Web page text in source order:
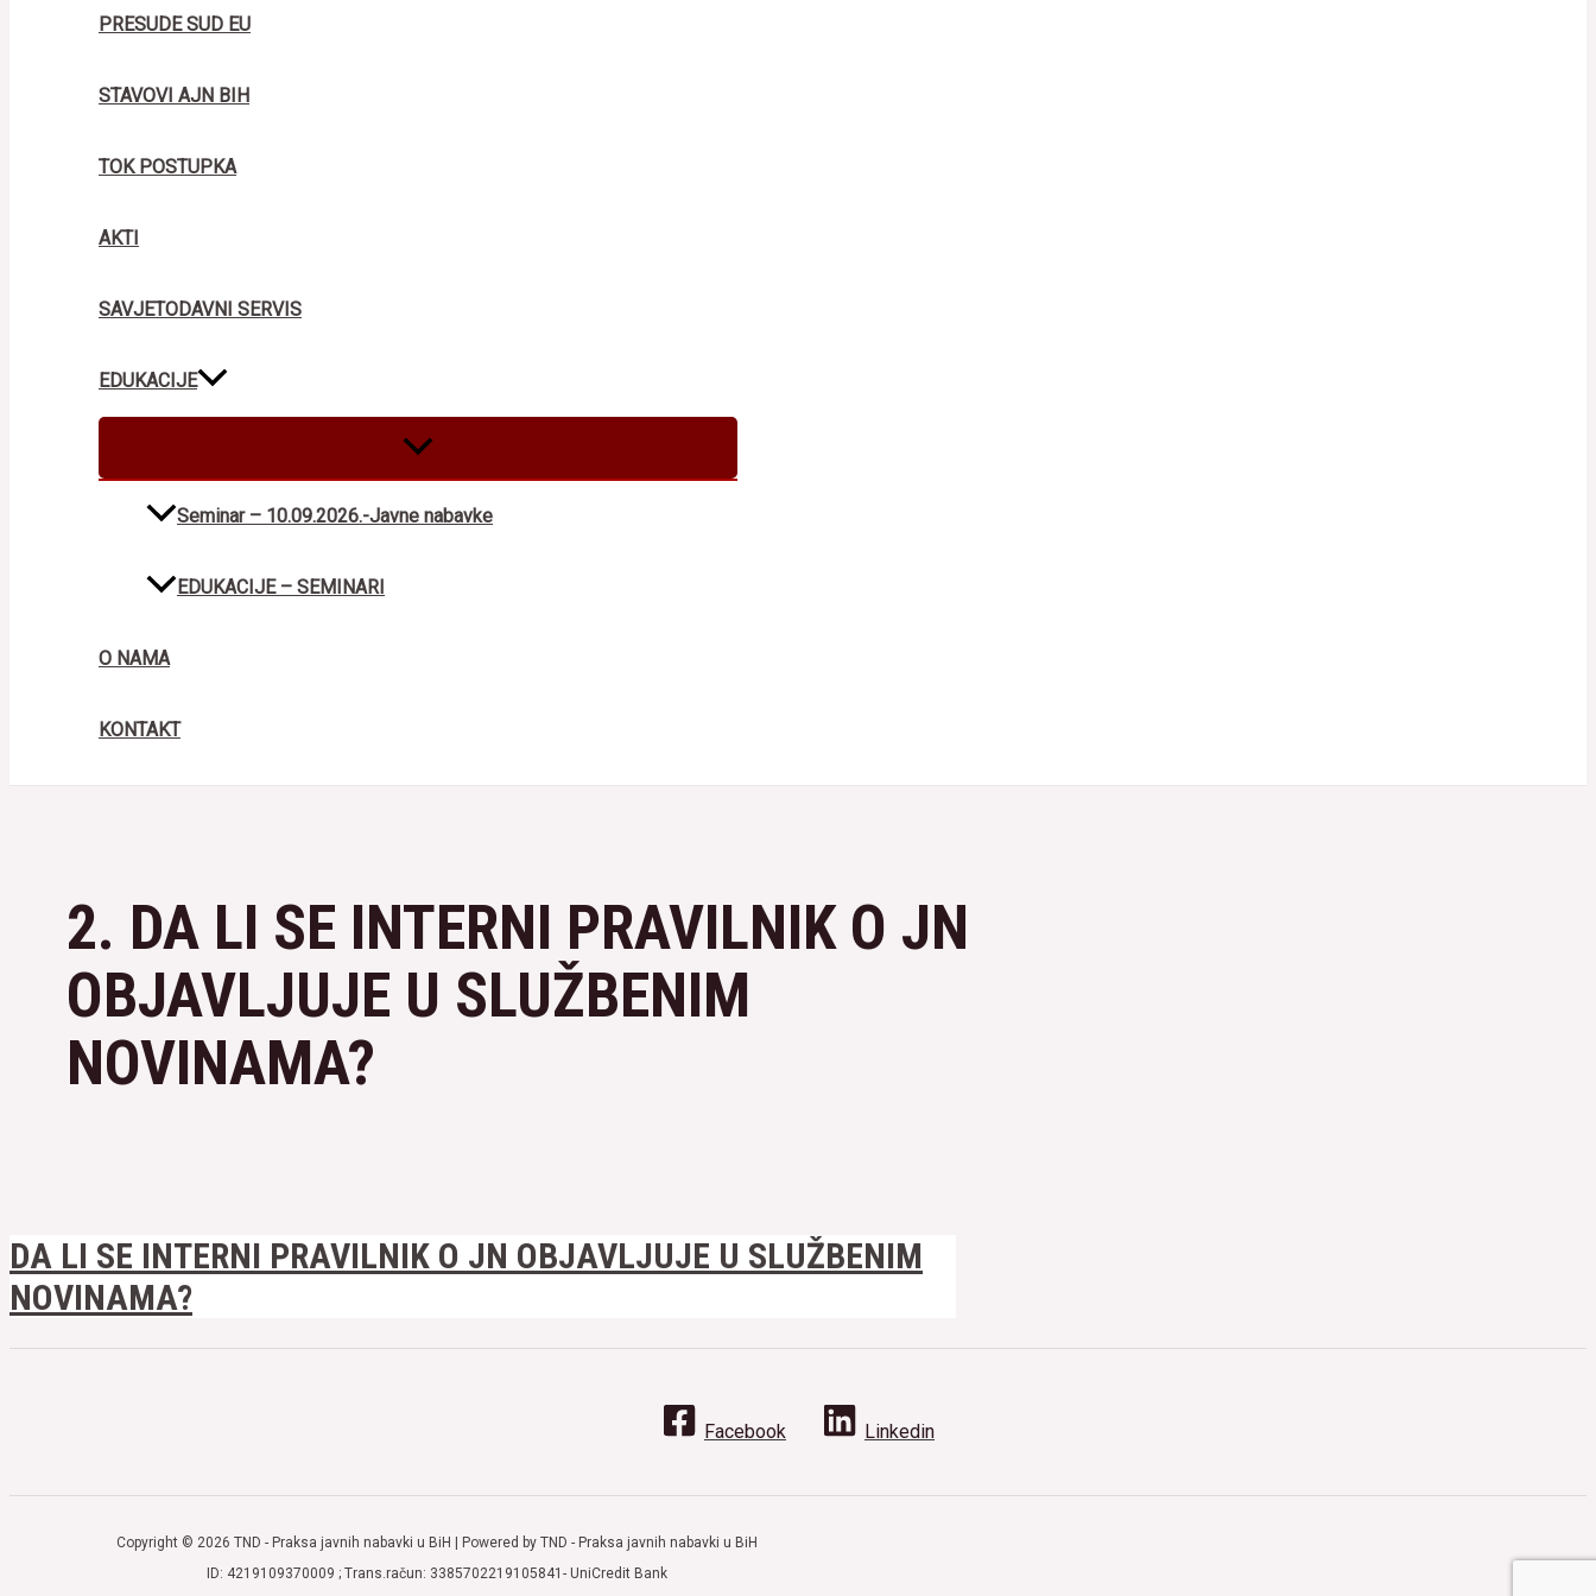
PRESUDE SUD EU
STAVOVI AJN BIH
TOK POSTUPKA
AKTI
SAVJETODAVNI SERVIS
EDUKACIJE
MENU
TOGGLE
Seminar – 10.09.2026.-Javne nabavke
EDUKACIJE – SEMINARI
O NAMA
KONTAKT
2. DA LI SE INTERNI PRAVILNIK O JN
OBJAVLJUJE U SLUŽBENIM
NOVINAMA?
DA LI SE INTERNI PRAVILNIK O JN OBJAVLJUJE U SLUŽBENIM
NOVINAMA?
Facebook Linkedin
Copyright © 2026 TND - Praksa javnih nabavki u BiH | Powered by TND - Praksa javnih nabavki u BiH
ID: 4219109370009 ; Trans.račun: 3385702219105841- UniCredit Bank